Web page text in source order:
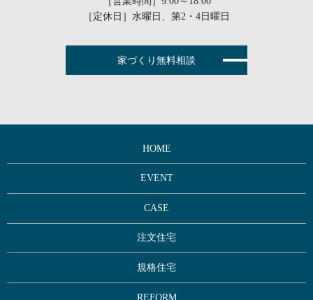
［定休日］水曜日、第2・4日曜日
家づくり無料相談
HOME
EVENT
CASE
注文住宅
規格住宅
REFORM